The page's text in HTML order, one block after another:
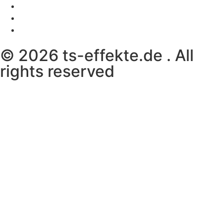
© 2026 ts-effekte.de . All
rights reserved